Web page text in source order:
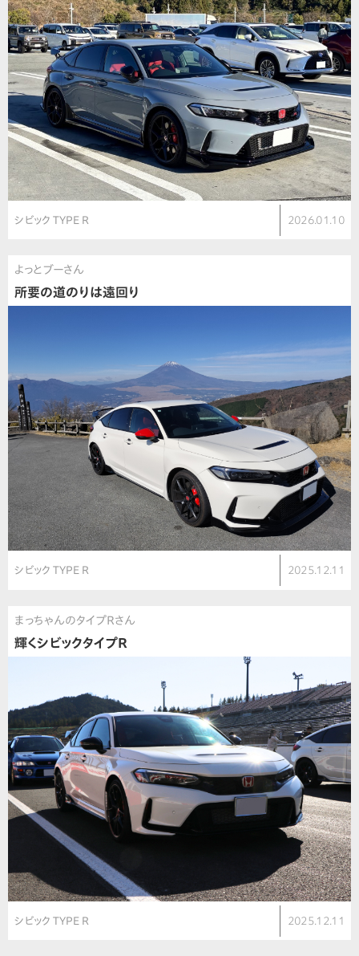
シビック TYPE R 2026.01.10
よっとブーさん
所要の道のりは遠回り
シビック TYPE R 2025.12.11
まっちゃんのタイプＲさん
輝くシビックタイプＲ
シビック TYPE R 2025.12.11